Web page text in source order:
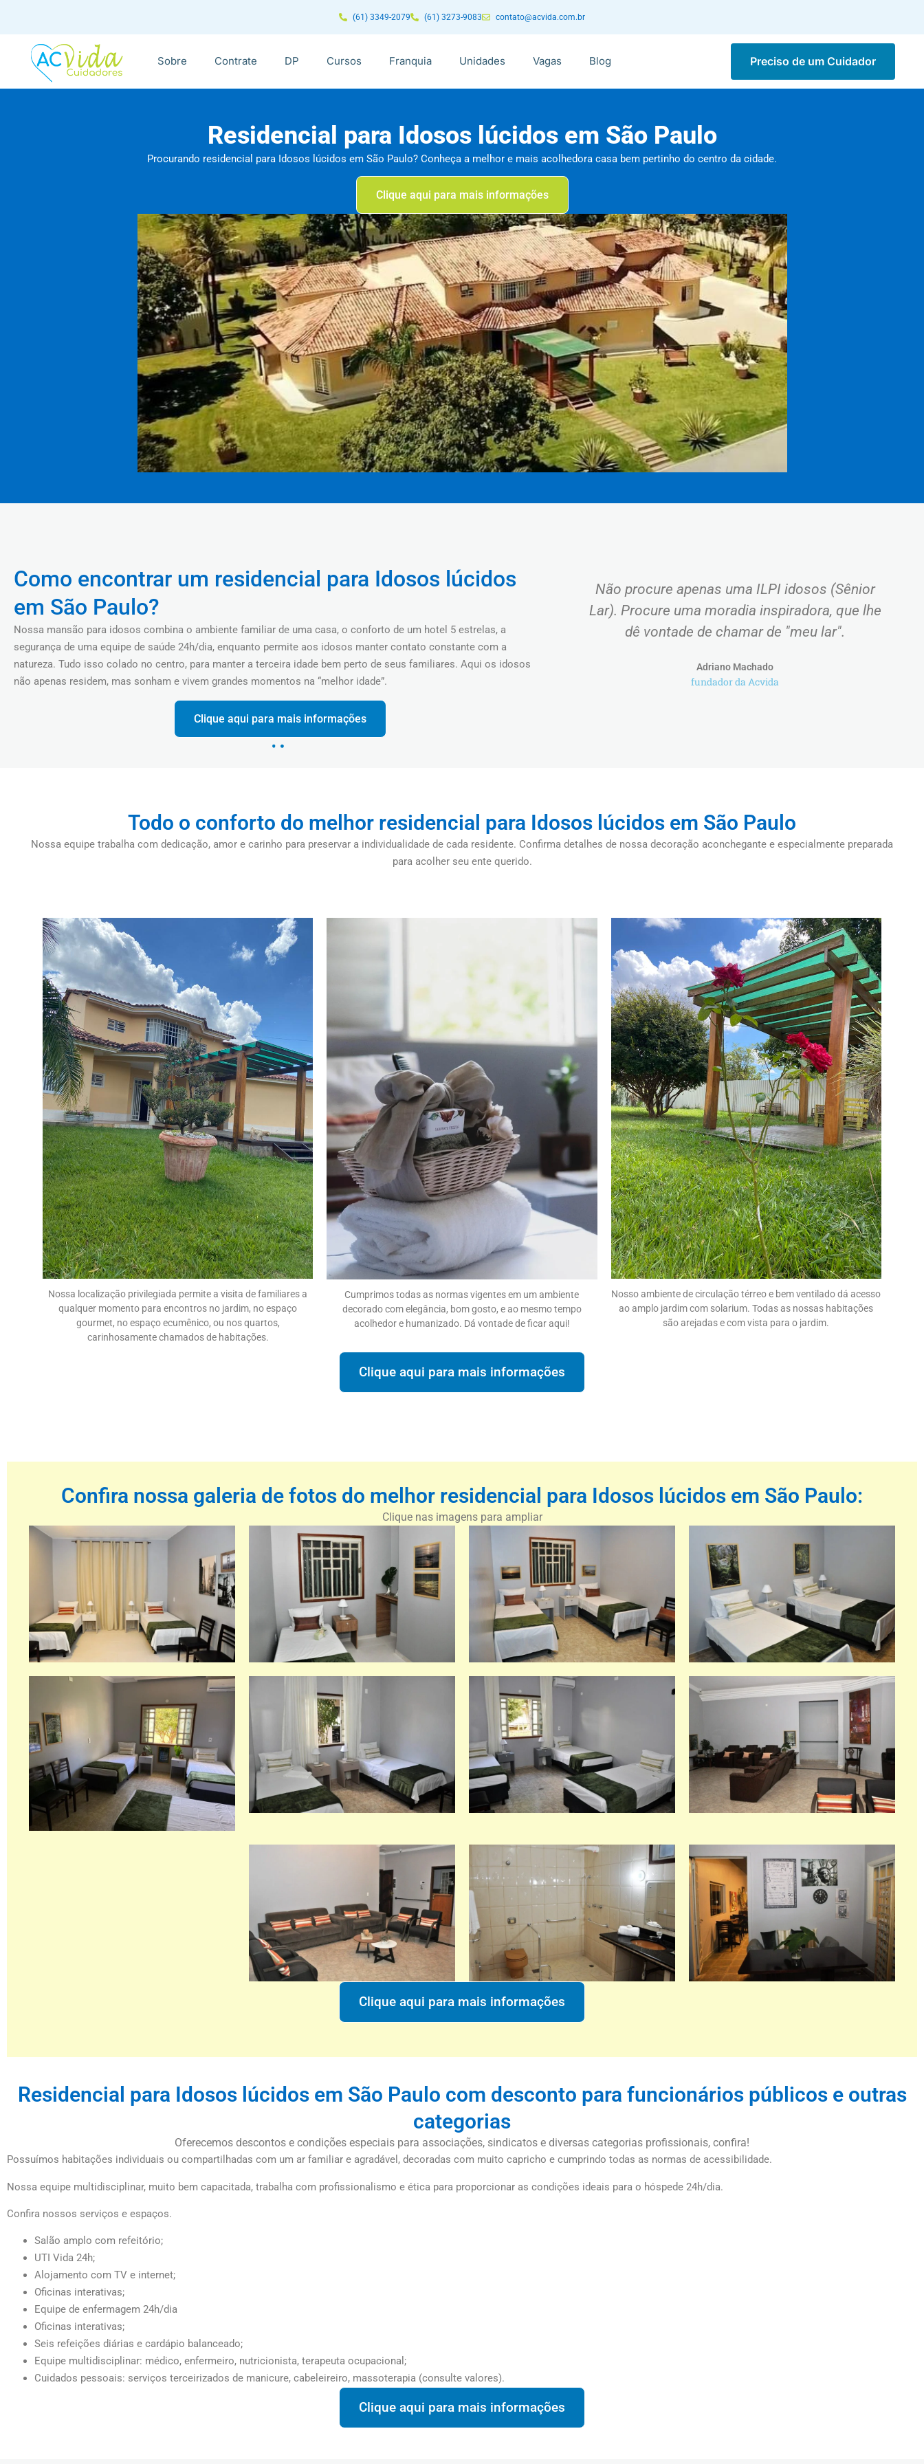
(61) 3349-2079 (61) 3273-9083 contato@acvida.com.br
Sobre Contrate DP Cursos Franquia Unidades Vagas Blog Preciso de um Cuidador
Residencial para Idosos lúcidos em São Paulo
Procurando residencial para Idosos lúcidos em São Paulo? Conheça a melhor e mais acolhedora casa bem pertinho do centro da cidade.
Clique aqui para mais informações
Como encontrar um residencial para Idosos lúcidos
em São Paulo?
Nossa mansão para idosos combina o ambiente familiar de uma casa, o conforto de um hotel 5 estrelas, a
segurança de uma equipe de saúde 24h/dia, enquanto permite aos idosos manter contato constante com a
natureza. Tudo isso colado no centro, para manter a terceira idade bem perto de seus familiares. Aqui os idosos
não apenas residem, mas sonham e vivem grandes momentos na “melhor idade”.
Clique aqui para mais informações
Não procure apenas uma ILPI idosos (Sênior
Lar). Procure uma moradia inspiradora, que lhe
dê vontade de chamar de "meu lar".
Adriano Machado
fundador da Acvida
Todo o conforto do melhor residencial para Idosos lúcidos em São Paulo
Nossa equipe trabalha com dedicação, amor e carinho para preservar a individualidade de cada residente. Confirma detalhes de nossa decoração aconchegante e especialmente preparada
para acolher seu ente querido.
Nossa localização privilegiada permite a visita de familiares a
qualquer momento para encontros no jardim, no espaço
gourmet, no espaço ecumênico, ou nos quartos,
carinhosamente chamados de habitações.
Cumprimos todas as normas vigentes em um ambiente
decorado com elegância, bom gosto, e ao mesmo tempo
acolhedor e humanizado. Dá vontade de ficar aqui!
Nosso ambiente de circulação térreo e bem ventilado dá acesso
ao amplo jardim com solarium. Todas as nossas habitações
são arejadas e com vista para o jardim.
Clique aqui para mais informações
Confira nossa galeria de fotos do melhor residencial para Idosos lúcidos em São Paulo:
Clique nas imagens para ampliar
Clique aqui para mais informações
Residencial para Idosos lúcidos em São Paulo com desconto para funcionários públicos e outras
categorias
Oferecemos descontos e condições especiais para associações, sindicatos e diversas categorias profissionais, confira!
Possuímos habitações individuais ou compartilhadas com um ar familiar e agradável, decoradas com muito capricho e cumprindo todas as normas de acessibilidade.
Nossa equipe multidisciplinar, muito bem capacitada, trabalha com profissionalismo e ética para proporcionar as condições ideais para o hóspede 24h/dia.
Confira nossos serviços e espaços.
Salão amplo com refeitório;
UTI Vida 24h;
Alojamento com TV e internet;
Oficinas interativas;
Equipe de enfermagem 24h/dia
Oficinas interativas;
Seis refeições diárias e cardápio balanceado;
Equipe multidisciplinar: médico, enfermeiro, nutricionista, terapeuta ocupacional;
Cuidados pessoais: serviços terceirizados de manicure, cabeleireiro, massoterapia (consulte valores).
Clique aqui para mais informações